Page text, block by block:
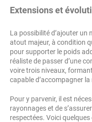
Extensions et
La possibilité d’ajouter un
atout majeur, à condition
pour supporter le poids
réaliste de passer d’une
voire trois niveaux,
capable d’accompagner
Pour y parvenir, il est
rayonnages et de
respectées. Voici